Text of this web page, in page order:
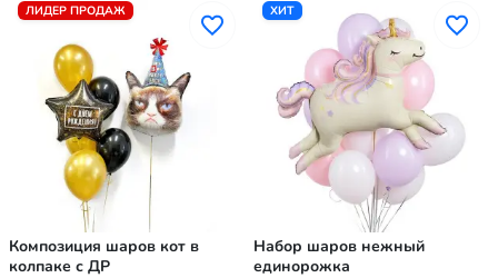
ЛИДЕР ПРОДАЖ
Композиция шаров кот в
колпаке с ДР
ХИТ
Набор шаров нежный
единорожка